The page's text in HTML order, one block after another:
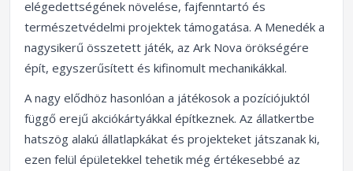
elégedettségének növelése, fajfenntartó és
természetvédelmi projektek támogatása. A Menedék a
nagysikerű összetett játék, az Ark Nova örökségére
épít, egyszerűsített és kifinomult mechanikákkal.
A nagy elődhöz hasonlóan a játékosok a pozíciójuktól
függő erejű akciókártyákkal építkeznek. Az állatkertbe
hatszög alakú állatlapkákat és projekteket játszanak ki,
ezen felül épületekkel tehetik még értékesebbé az